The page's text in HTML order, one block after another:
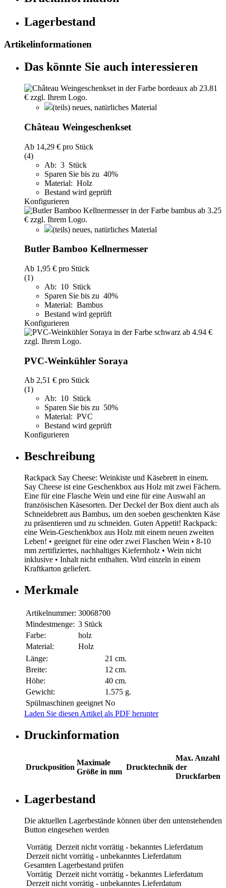
Lagerbestand
Artikelinformationen
Das könnte Sie auch interessieren
(teils) neues, natürliches Material
Château Weingeschenkset
Ab 14,29 € pro Stück
(4)
Ab: 3 Stück
Sparen Sie bis zu 40%
Material: Holz
Bestand wird geprüft
Konfigurieren
(teils) neues, natürliches Material
Butler Bamboo Kellnermesser
Ab 1,95 € pro Stück
(1)
Ab: 10 Stück
Sparen Sie bis zu 40%
Material: Bambus
Bestand wird geprüft
Konfigurieren
PVC-Weinkühler Soraya
Ab 2,51 € pro Stück
(1)
Ab: 10 Stück
Sparen Sie bis zu 50%
Material: PVC
Bestand wird geprüft
Konfigurieren
Beschreibung
Rackpack Say Cheese: Weinkiste und Käsebrett in einem.
Say Cheese ist eine Geschenkbox aus Holz mit zwei Fächern.
Eine für eine Flasche Wein und eine für eine Auswahl an
französischen Käsesorten. Der Deckel der Box dient auch als
Schneidebrett aus Bambus, um den soeben geschenkten Käse
zu präsentieren und zu schneiden. Guten Appetit! Rackpack:
eine Wein-Geschenkbox aus Holz mit einem neuen zweiten
Leben! • geeignet für eine oder zwei Flaschen Wein • 8-10
mm zertifiziertes, nachhaltiges Kiefernholz • Wein nicht
inklusive • Inhalt nicht enthalten. Wird einzeln in einem
Kraftkarton geliefert.
Merkmale
Artikelnummer: 30068700
Mindestmenge: 3 Stück
Farbe:
holz
Material:
Holz
Länge:
21 cm.
Breite:
12 cm.
Höhe:
40 cm.
Gewicht:
1.575 g.
Spülmaschinen geeignet No
Laden Sie diesen Artikel als PDF herunter
Druckinformation
Druckposition
Maximale
Größe in mm
Drucktechnik
Max. Anzahl
der
Druckfarben
Lagerbestand
Die aktuellen Lagerbestände können über den untenstehenden
Button eingesehen werden
Vorrätig Derzeit nicht vorrätig - bekanntes Lieferdatum
Derzeit nicht vorrätig - unbekanntes Lieferdatum
Gesamten Lagerbestand prüfen
Vorrätig Derzeit nicht vorrätig - bekanntes Lieferdatum
Derzeit nicht vorrätig - unbekanntes Lieferdatum